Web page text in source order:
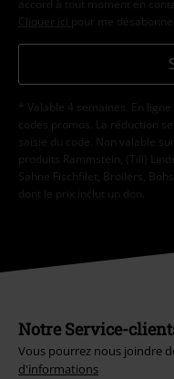
accord à tout moment en
Cliquer ici pour me
* Valable 4 semaines. En
codes promos. La réduction
saisie du code. Non valable
produits Rammstein, (Till)
Sahne Fischfilet, Broilers,
dont le prix inclut un don.
Notre Service-
Vous pourrez nous joindre
d'informations